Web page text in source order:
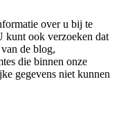
over u bij te
kunt ook verzoeken dat
de blog,
die binnen onze
gegevens niet kunnen